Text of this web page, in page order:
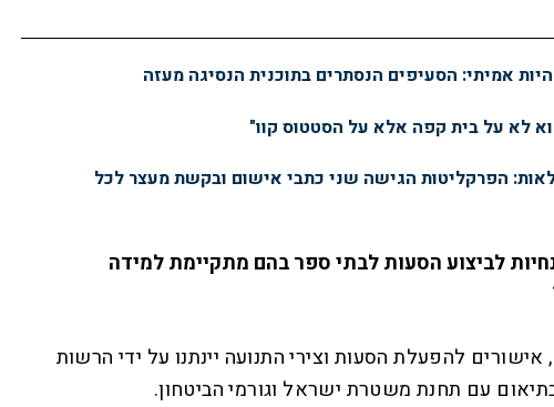
אמיתי: הסעיפים הנסתרים בתוכנית הנסיגה מעזה
לא על בית קפה אלא על הסטטוס קוו"
הפרקליטות הגישה שני כתבי אישום ובקשת מעצר לכל
לביצוע הסעות לבתי ספר בהם מתקיימת למידה
להפעלת הסעות וצירי התנועה יינתנו על ידי הרשות
עם תחנת משטרת ישראל וגורמי הביטחון.